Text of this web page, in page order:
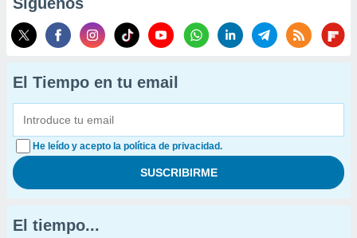
El Tiempo en tu email
He leído y acepto la política de privacidad.
El tiempo...